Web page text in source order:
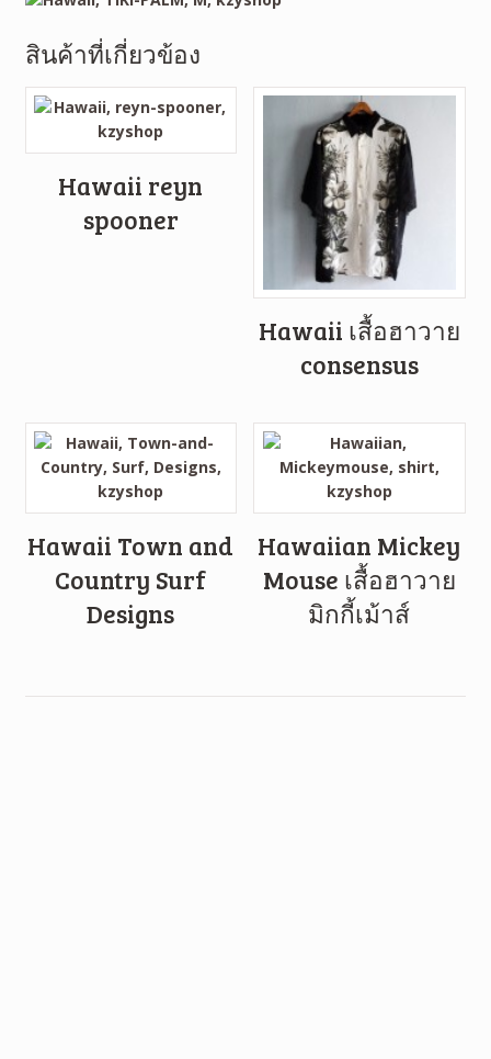
สินค้าที่เกี่ยวข้อง
Hawaii reyn
spooner
Hawaii เสื้อฮาวาย
consensus
Hawaii Town and
Country Surf
Designs
Hawaiian Mickey
Mouse เสื้อฮาวาย
มิกกี้เม้าส์